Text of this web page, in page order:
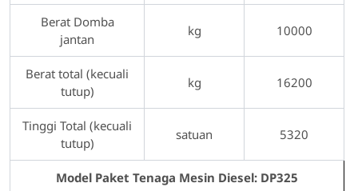
Berat Domba
jantan
kg 10000
Berat total (kecuali
tutup)
kg 16200
Tinggi Total (kecuali
tutup)
satuan 5320
Model Paket Tenaga Mesin Diesel: DP325